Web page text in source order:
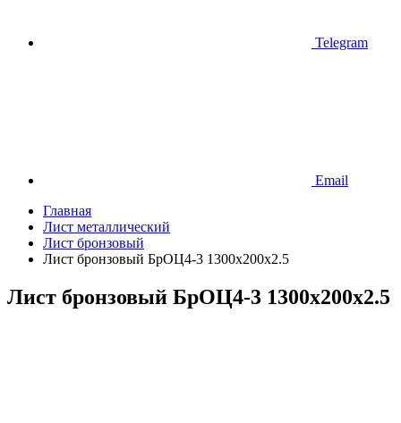
Telegram
Email
Главная
Лист металлический
Лист бронзовый
Лист бронзовый БрОЦ4-3 1300х200х2.5
Лист бронзовый БрОЦ4-3 1300х200х2.5